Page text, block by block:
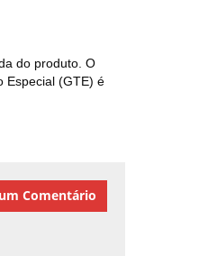
do produto. O
Especial (GTE) é
Comentário